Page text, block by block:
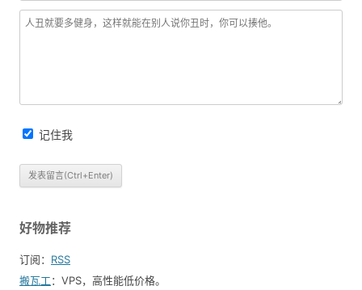
记住我
好物推荐
订阅： RSS
搬瓦工：VPS，高性能低价格。️